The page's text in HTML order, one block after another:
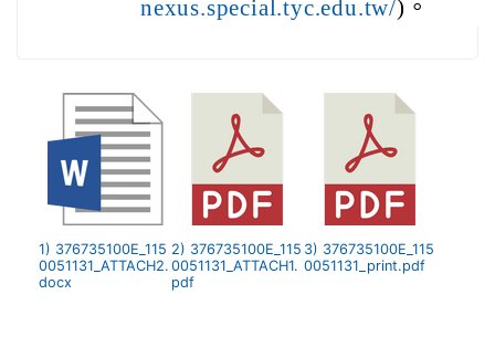
nexus.special.tyc.edu.tw/)。
1) 376735100E_115
0051131_ATTACH2.
docx
2) 376735100E_115
0051131_ATTACH1.
pdf
3) 376735100E_115
0051131_print.pdf